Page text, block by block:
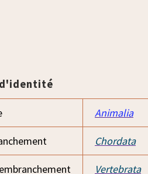
Animalia
Chordata
Vertebrata